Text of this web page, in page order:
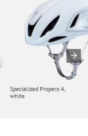
Specialized Propero 4,
white